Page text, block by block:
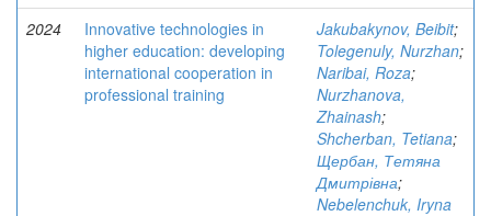
2024
Innovative technologies in
higher education: developing
international cooperation in
professional training
Jakubakynov, Beibit;
Tolegenuly, Nurzhan;
Naribai, Roza;
Nurzhanova,
Zhainash;
Shcherban, Tetiana;
Щербан, Тетяна
Дмитрівна;
Nebelenchuk, Iryna